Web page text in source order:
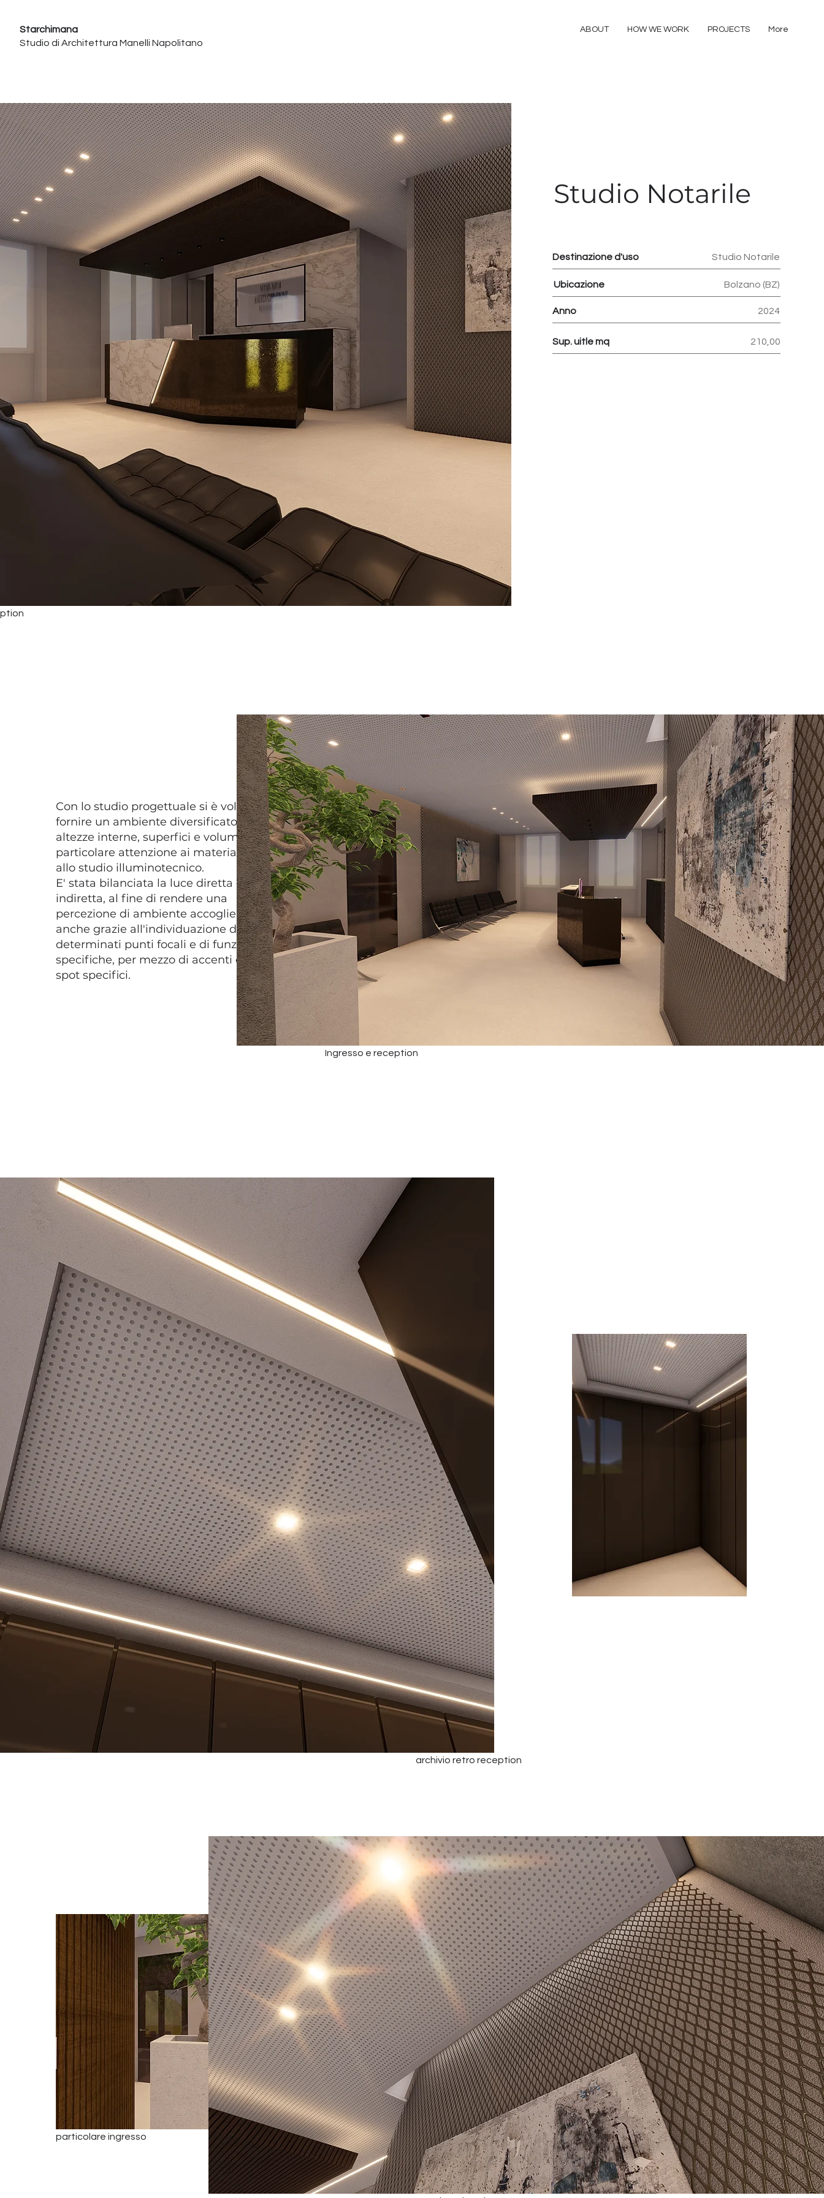
Starchimana
Studio di Architettura Manelli Napolitano
ABOUT HOW WE WORK PROJECTS More
Studio Notarile
Destinazione d'uso Studio Notarile
Ubicazione Bolzano (BZ)
Anno 2024
Sup. uitle mq 210,00
Con lo studio progettuale si è voluto
fornire un ambiente diversificato per
altezze interne, superfici e volumi, con
particolare attenzione ai materiali e
allo studio illuminotecnico.
E' stata bilanciata la luce diretta e
indiretta, al fine di rendere una
percezione di ambiente accogliente
anche grazie all'individuazione di
determinati punti focali e di funzioni
specifiche, per mezzo di accenti di
spot specifici.
Ingresso e reception
particolare ingresso
archivio retro reception